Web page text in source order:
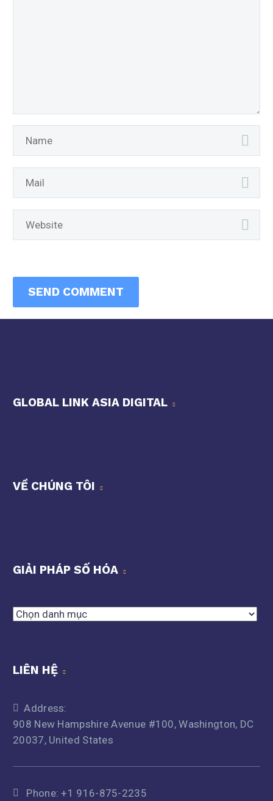
SEND COMMENT
GLOBAL LINK ASIA DIGITAL
VỀ CHÚNG TÔI
GIẢI PHÁP SỐ HÓA
Giải
hóa
LIÊN HỆ
Address:
908 New Hampshire Avenue #100, Washington, DC
20037, United States
Phone:+1 916-875-2235